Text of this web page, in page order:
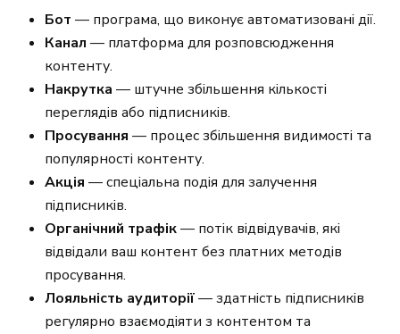
Бот — програма, що виконує автоматизовані дії.
Канал — платформа для розповсюдження
контенту.
Накрутка — штучне збільшення кількості
переглядів або підписників.
Просування — процес збільшення видимості та
популярності контенту.
Акція — спеціальна подія для залучення
підписників.
Органічний трафік— потік відвідувачів, які
відвідали ваш контент без платних методів
просування.
Лояльність аудиторії— здатність підписників
регулярно взаємодіяти з контентом та